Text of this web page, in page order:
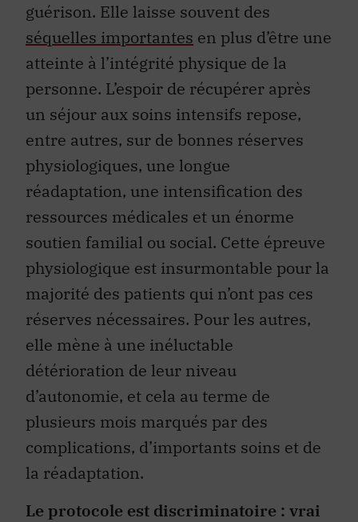
guérison. Elle laisse souvent des
séquelles importantes en plus d’être une
atteinte à l’intégrité physique de la
personne. L’espoir de récupérer après
un séjour aux soins intensifs repose,
entre autres, sur de bonnes réserves
physiologiques, une longue
réadaptation, une intensification des
ressources médicales et un énorme
soutien familial ou social. Cette épreuve
physiologique est insurmontable pour la
majorité des patients qui n’ont pas ces
réserves nécessaires. Pour les autres,
elle mène à une inéluctable
détérioration de leur niveau
d’autonomie, et cela au terme de
plusieurs mois marqués par des
complications, d’importants soins et de
la réadaptation.
Le protocole est discriminatoire : vrai